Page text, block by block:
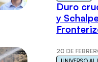
Duro
y
20 DE